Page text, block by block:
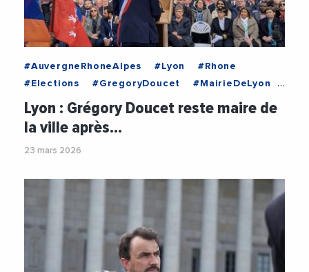
#AuvergneRhoneAlpes #Lyon
#Rhone
#Elections
#GregoryDoucet
#MairieDeLyon
#MetropoleDeLyon
#Municipales
#Municipales2026
#VeroniqueSarselli
Lyon : Grégory Doucet reste maire de
la ville après…
23 mars 2026